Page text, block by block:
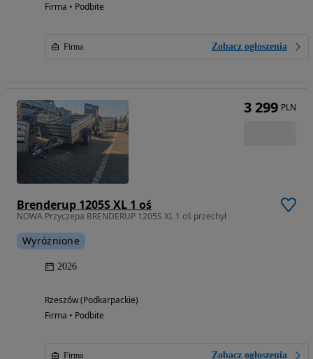
Firma • Podbite
Firma Zobacz ogłoszenia
Brenderup 1205S XL 1 oś
NOWA Przyczepa BRENDERUP 1205S XL 1 oś przechył
Wyróżnione
2026
Rzeszów (Podkarpackie)
Firma • Podbite
Firma Zobacz ogłoszenia
3 299 PLN